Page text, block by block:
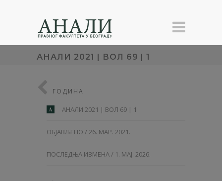
АНАЛИ 2021 | ВОЛ 69 | 1
ГОДИНА
A АНАЛИ 2021 | ВОЛ 69 | 1
ОБЈАВЉЕНО / 26. МАР. 2021.
ПОСЛЕДЊА ИЗМЕНА / 1. МАЈ. 2026.